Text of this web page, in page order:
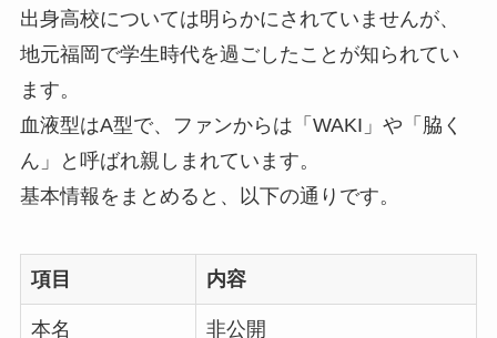
出身高校については明らかにされていませんが、
地元福岡で学生時代を過ごしたことが知られてい
ます。
血液型はA型で、ファンからは「WAKI」や「脇く
ん」と呼ばれ親しまれています。
基本情報をまとめると、以下の通りです。
項目 内容
本名 非公開